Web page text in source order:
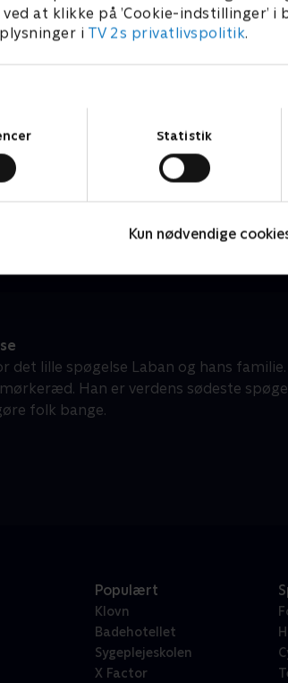
at klikke på ’Cookie-indstillinger’ i
i TV 2s privatlivspolitik.
Statistik
Kun nødvendige
det lille spøgelse Laban og hans
Han er verdens sødeste
folk bange.
Populært
Klovn
Badehotellet
Sygeplejeskolen
X Factor